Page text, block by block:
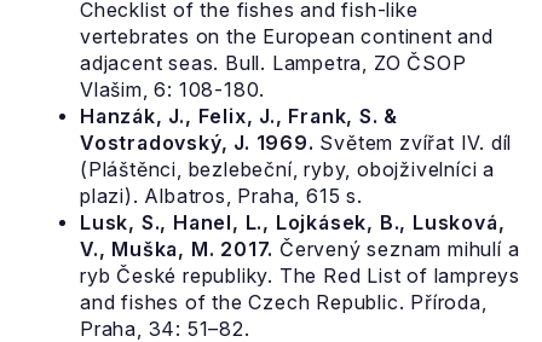
Checklist of the fishes and fish-like
vertebrates on the European continent and
adjacent seas. Bull. Lampetra, ZO ČSOP
Vlašim, 6: 108-180.
Hanzák, J., Felix, J., Frank, S. &
Vostradovský, J. 1969. Světem zvířat IV. díl
(Pláštěnci, bezlebeční, ryby, obojživelníci a
plazi). Albatros, Praha, 615 s.
Lusk, S., Hanel, L., Lojkásek, B., Lusková,
V., Muška, M. 2017. Červený seznam mihulí a
ryb České republiky. The Red List of lampreys
and fishes of the Czech Republic. Příroda,
Praha, 34: 51–82.